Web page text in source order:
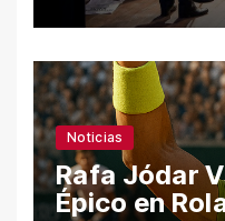
Noticias
Rafa Jódar
Épico en